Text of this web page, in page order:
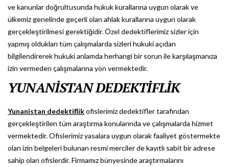
ve kanunlar doğrultusunda hukuk kurallarına uygun olarak ve
ülkemiz genelinde geçerli olan ahlak kurallarına uygun olarak
gerçekleştirilmesi gerektiğidir. Özel dedektiflerimiz sizler için
yapmış oldukları tüm çalışmalarda sizleri hukuki açıdan
bilgilendirerek hukuki anlamda herhangi bir sorun ile karşılaşmanıza
izin vermeden çalışmalarına yön vermektedir.
YUNANİSTAN DEDEKTİFLİK
Yunanistan dedektiflikofislerimiz dedektifler tarafından
gerçekleştirilen tüm araştırma konularında ve çalışmalarda hizmet
vermektedir. Ofislerimiz yasalara uygun olarak faaliyet göstermekte
olan izin belgeleri bulunan resmi merciler de kayıtlı sabit bir adrese
sahip olan ofislerdir. Firmamız bünyesinde araştırmalarını